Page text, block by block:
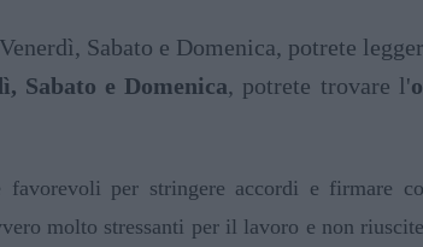
Sabato e Domenica, potrete
Sabato e Domenica, potrete trovare l'
favorevoli per stringere accordi e firmare
molto stressanti per il lavoro e non